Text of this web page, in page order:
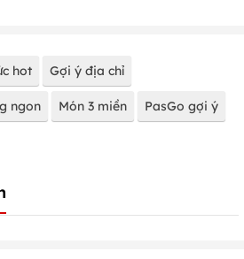
hot Gợi ý địa chỉ
ngon Món 3 miền PasGo gợi ý